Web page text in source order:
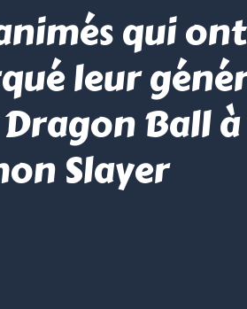
qui ont
leur
Dragon Ball à
Slayer